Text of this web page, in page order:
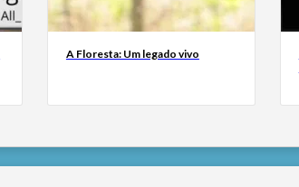
A Floresta: Um legado vivo